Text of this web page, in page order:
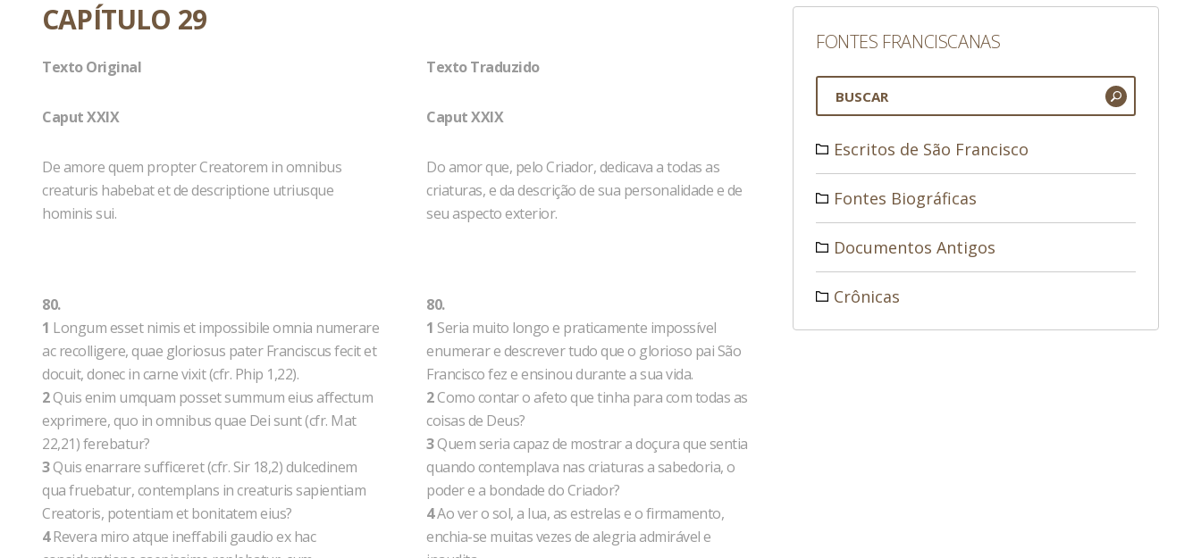
CAPÍTULO 29
Texto Original
Caput XXIX
De amore quem propter Creatorem in omnibus
creaturis habebat et de descriptione utriusque
hominis sui.
80.
1 Longum esset nimis et impossibile omnia numerare
ac recolligere, quae gloriosus pater Franciscus fecit et
docuit, donec in carne vixit (cfr. Phip 1,22).
2Quis enim umquam posset summum eius affectum
exprimere, quo in omnibus quae Dei sunt (cfr. Mat
22,21) ferebatur?
3Quis enarrare sufficeret (cfr. Sir 18,2) dulcedinem
qua fruebatur, contemplans in creaturis sapientiam
Creatoris, potentiam et bonitatem eius?
4Revera miro atque ineffabili gaudio ex hac
Texto Traduzido
Caput XXIX
Do amor que, pelo Criador, dedicava a todas as
criaturas, e da descrição de sua personalidade e de
seu aspecto exterior.
80.
1 Seria muito longo e praticamente impossível
enumerar e descrever tudo que o glorioso pai São
Francisco fez e ensinou durante a sua vida.
2Como contar o afeto que tinha para com todas as
coisas de Deus?
3Quem seria capaz de mostrar a doçura que sentia
quando contemplava nas criaturas a sabedoria, o
poder e a bondade do Criador?
4Ao ver o sol, a lua, as estrelas e o firmamento,
enchia-se muitas vezes de alegria admirável e
FONTES FRANCISCANAS
Escritos de São Francisco
Fontes Biográficas
Documentos Antigos
Crônicas